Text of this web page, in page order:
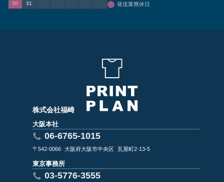
30
31 発送業務休日
株式会社福崎
大阪本社
06-6765-1015
〒542-0066 大阪府大阪市中央区 瓦屋町2-13-5
東京事務所
03-5776-3555